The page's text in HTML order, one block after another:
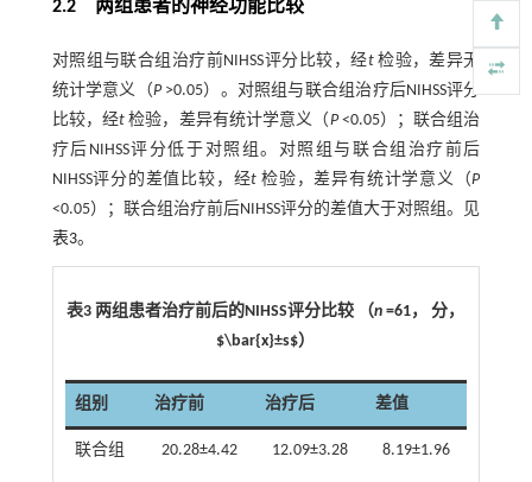
2.2 两组患者的神经功能比较
对照组与联合组治疗前NIHSS评分比较，经t检验，差异无
统计学意义（P>0.05）。对照组与联合组治疗后NIHSS评分
比较，经t 检验，差异有统计学意义（ P<0.05）；联合组治
疗后NIHSS评分低于对照组。对照组与联合组治疗前后
NIHSS评分的差值比较，经t 检验，差异有统计学意义（P
<0.05）；联合组治疗前后NIHSS评分的差值大于对照组。见
表3。
表3 两组患者治疗前后的NIHSS评分比较 （n =61， 分，
$\bar{x}±s$）
组别 治疗前 治疗后 差值
联合组 20.28±4.42 12.09±3.28 8.19±1.96